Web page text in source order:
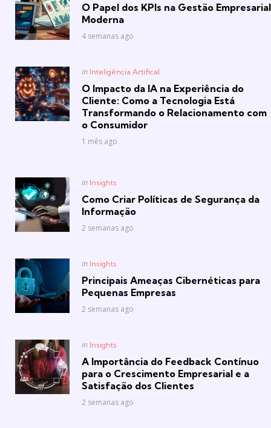
O Papel dos KPIs na Gestão Empresarial
Moderna
4 semanas ago
Posted
in Inteligência Artifical
O Impacto da IA na Experiência do
Cliente: Como a Tecnologia Está
Transformando o Relacionamento com
o Consumidor
1 mês ago
Posted
in Insights
Como Criar Políticas de Segurança da
Informação
2 semanas ago
Posted
in Insights
Principais Ameaças Cibernéticas para
Pequenas Empresas
2 semanas ago
Posted
in Insights
A Importância do Feedback Contínuo
para o Crescimento Empresarial e a
Satisfação dos Clientes
2 semanas ago